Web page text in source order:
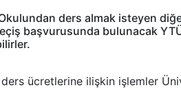
ders almak isteyen
başvurusunda bulunacak
ücretlerine ilişkin işlemler